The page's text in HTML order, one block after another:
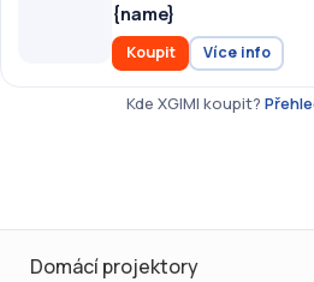
{name}
Koupit Více info
Kde XGIMI koupit?
Domácí projektory